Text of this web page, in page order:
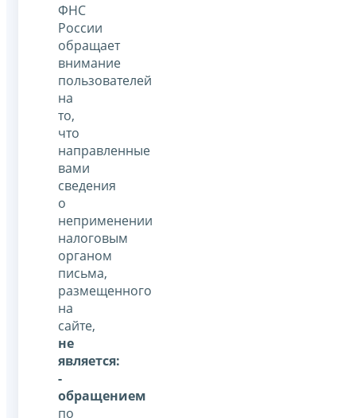
ФНС
России
обращает
внимание
пользователей
на
то,
что
направленные
вами
сведения
о
неприменении
налоговым
органом
письма,
размещенного
на
сайте,
не
является:
-
обращением
по